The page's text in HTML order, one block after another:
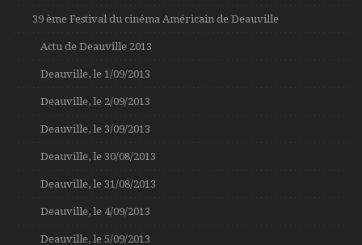
39 ème Festival du cinéma Américain de Deauville
Actu de Deauville 2013
Deauville, le 1/09/2013
Deauville, le 2/09/2013
Deauville, le 3/09/2013
Deauville, le 30/08/2013
Deauville, le 31/08/2013
Deauville, le 4/09/2013
Deauville, le 5/09/2013